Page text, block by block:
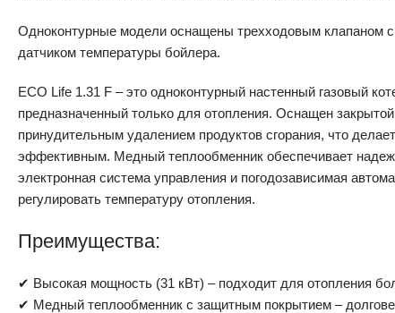
Одноконтурные модели оснащены трехходовым клапаном
датчиком температуры бойлера.
ECO Life 1.31 F – это одноконтурный настенный газовый
предназначенный только для отопления. Оснащен закрытой
принудительным удалением продуктов сгорания, что
эффективным. Медный теплообменник обеспечивает
электронная система управления и погодозависимая
регулировать температуру отопления.
Преимущества:
✔ Высокая мощность (31 кВт) – подходит для отопления
✔ Медный теплообменник с защитным покрытием –